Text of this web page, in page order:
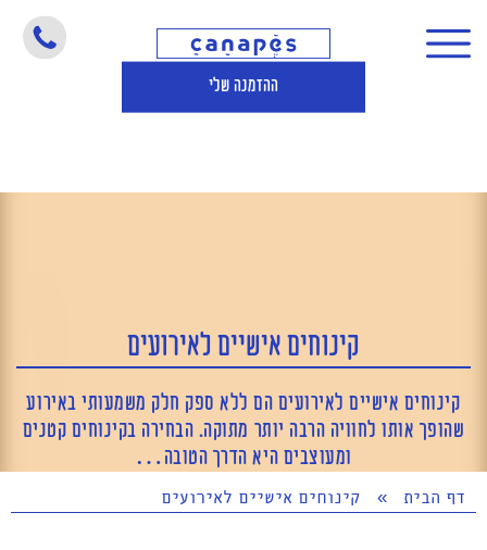
ההזמנה שלי
קינוחים אישיים לאירועים
קינוחים אישיים לאירועים
קינוחים אישיים לאירועים הם ללא ספק חלק משמעותי באירוע
שהופך אותו לחוויה הרבה יותר מתוקה. הבחירה בקינוחים קטנים
ומעוצבים היא הדרך הטובה…
דף הבית » קינוחים אישיים לאירועים